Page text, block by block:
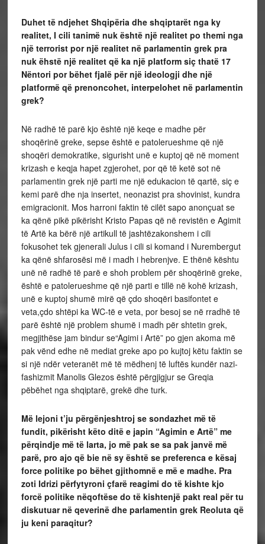
Duhet të ndjehet Shqipëria dhe shqiptarët nga ky
realitet, I cili tanimë nuk është një realitet po themi nga
një terrorist por një realitet në parlamentin grek pra
nuk ëhstë një realitet që ka një platform siç thatë 17
Nëntori por bëhet fjalë për një ideologji dhe një
platformë që prenoncohet, interpelohet në parlamentin
grek?
Në radhë të parë kjo është një keqe e madhe për
shoqërinë greke, sepse është e patolerueshme që një
shoqëri demokratike, sigurisht unë e kuptoj që në moment
krizash e keqja hapet zgjerohet, por që të ketë sot në
parlamentin grek një parti me një edukacion të qartë, siç e
kemi parë dhe nja insertet, neonazist pra shovinist, kundra
emigracionit. Mos harroni faktin të cilët sapo anonçuat se
ka qënë pikë pikërisht Kristo Papas që në revistën e Agimit
të Artë ka bërë një artikull të jashtëzakonshem i cili
fokusohet tek gjenerali Julus i cili si komand i Nurembergut
ka qënë shfarosësi më i madh i hebrenjve. E thënë kështu
unë në radhë të parë e shoh problem për shoqërinë greke,
është e patolerueshme që një parti e tillë në kohë krizash,
unë e kuptoj shumë mirë që çdo shoqëri basifontet e
veta,çdo shtëpi ka WC-të e veta, por besoj se në rradhë të
parë është një problem shumë i madh për shtetin grek,
megjithëse jam bindur se“Agimi i Artë” po gjen akoma më
pak vënd edhe në mediat greke apo po kujtoj këtu faktin se
si një ndër veteranët më të mëdhenj të luftës kundër nazi-
fashizmit Manolis Glezos është përgjigjur se Greqia
pëbëhet nga shqiptarë, grekë dhe turk.
Më lejoni t’ju përgënjeshtroj se sondazhet më të
fundit, pikërisht këto ditë e japin “Agimin e Artë” me
përqindje më të larta, jo më pak se sa pak janvë më
parë, pro ajo që bie në sy është se preferenca e kësaj
force politike po bëhet gjithomnë e më e madhe. Pra
zoti Idrizi përfytyroni çfarë reagimi do të kishte kjo
forcë politike nëqoftëse do të kishtenjë pakt real për tu
diskutuar në qeverinë dhe parlamentin grek Reoluta që
ju keni paraqitur?